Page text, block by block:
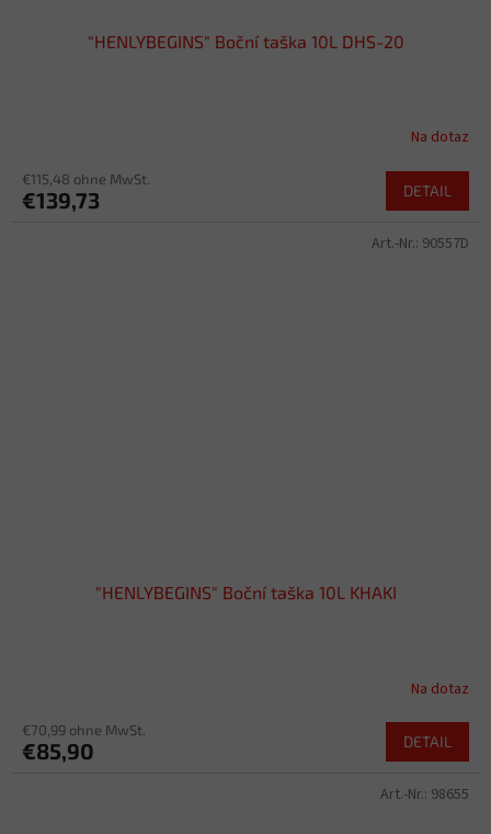
"HENLYBEGINS" Boční taška 10L DHS-20
Na dotaz
€115,48 ohne MwSt.
€139,73 DETAIL
"HENLYBEGINS" Boční taška 10L KHAKI
Na dotaz
€70,99 ohne MwSt.
€85,90 DETAIL
Art.-Nr.: 90557D
Art.-Nr.: 98655